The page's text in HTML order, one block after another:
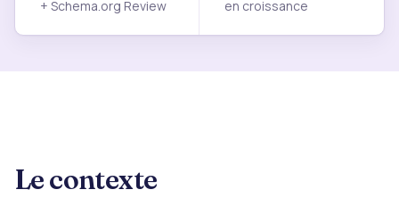
+ Schema.org Review en croissance
Le contexte